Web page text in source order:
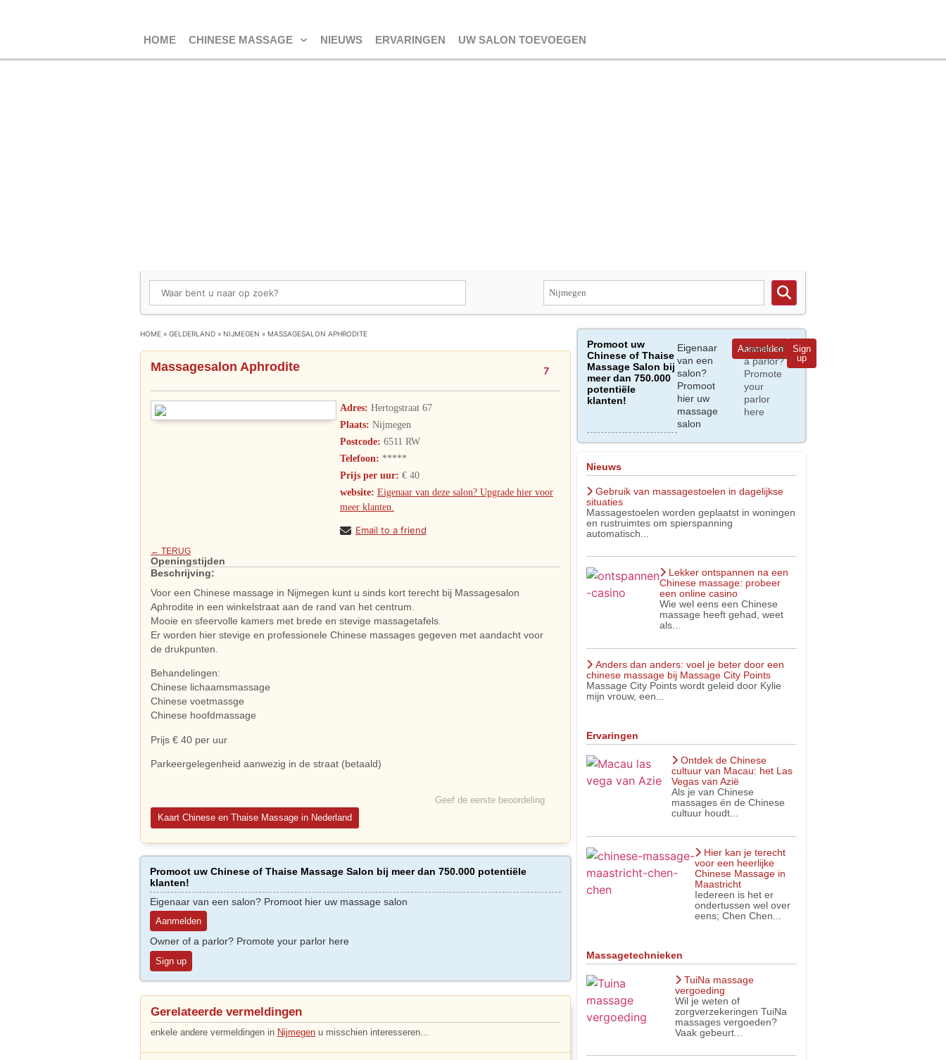
HOME CHINESE MASSAGE NIEUWS ERVARINGEN UW SALON TOEVOEGEN
HOME » GELDERLAND » NIJMEGEN » MASSAGESALON APHRODITE
Massagesalon Aphrodite 7
Adres: Hertogstraat 67
Plaats: Nijmegen
Postcode: 6511 RW
Telefoon: *****
Prijs per uur: € 40
website: Eigenaar van deze salon? Upgrade hier voor
meer klanten.
Email to a friend
← TERUG
Openingstijden
Beschrijving:
Voor een Chinese massage in Nijmegen kunt u sinds kort terecht bij Massagesalon
Aphrodite in een winkelstraat aan de rand van het centrum.
Mooie en sfeervolle kamers met brede en stevige massagetafels.
Er worden hier stevige en professionele Chinese massages gegeven met aandacht voor
de drukpunten.
Behandelingen:
Chinese lichaamsmassage
Chinese voetmassge
Chinese hoofdmassage
Prijs € 40 per uur
Parkeergelegenheid aanwezig in de straat (betaald)
Geef de eerste beoordeling
Kaart Chinese en Thaise Massage in Nederland
Promoot uw Chinese of Thaise Massage Salon bij meer dan 750.000 potentiële
klanten!
Eigenaar van een salon? Promoot hier uw massage salon
Aanmelden
Owner of a parlor? Promote your parlor here
Sign up
Gerelateerde vermeldingen
enkele andere vermeldingen in Nijmegen u misschien interesseren...
Promoot uw
Chinese of Thaise
Massage Salon bij
meer dan 750.000
potentiële
klanten!
Eigenaar
van een
salon?
Promoot
hier uw
massage
salon
Aanmelden
Owner of
a parlor?
Promote
your
parlor
here
Sign
up
Nieuws
Gebruik van massagestoelen in dagelijkse
situaties
Massagestoelen worden geplaatst in woningen
en rustruimtes om spierspanning
automatisch...
Lekker ontspannen na een
Chinese massage: probeer
een online casino
Wie wel eens een Chinese
massage heeft gehad, weet
als...
Anders dan anders: voel je beter door een
chinese massage bij Massage City Points
Massage City Points wordt geleid door Kylie
mijn vrouw, een...
Ervaringen
Ontdek de Chinese
cultuur van Macau: het Las
Vegas van Azië
Als je van Chinese
massages én de Chinese
cultuur houdt...
Hier kan je terecht
voor een heerlijke
Chinese Massage in
Maastricht
Iedereen is het er
ondertussen wel over
eens; Chen Chen...
Massagetechnieken
TuiNa massage
vergoeding
Wil je weten of
zorgverzekeringen TuiNa
massages vergoeden?
Vaak gebeurt...